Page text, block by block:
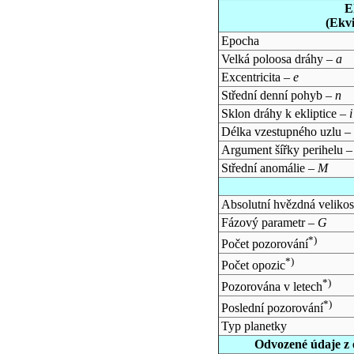
Epocha
Velká poloosa dráhy – a
Excentricita – e
Střední denní pohyb – n
Sklon dráhy k ekliptice – i
Délka vzestupného uzlu –
Argument šířky perihelu
Střední anomálie – M
Absolutní hvězdná
Fázový parametr – G
Počet pozorování*)
Počet opozic*)
Pozorována v letech*)
Poslední pozorování*)
Typ planetky
Odvozené údaje